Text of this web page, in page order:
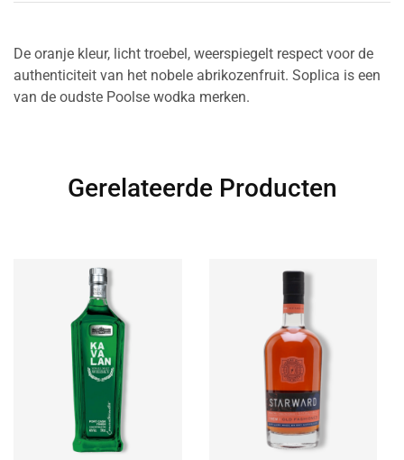
De oranje kleur, licht troebel, weerspiegelt respect voor de
authenticiteit van het nobele abrikozenfruit. Soplica is een
van de oudste Poolse wodka merken.
Gerelateerde Producten